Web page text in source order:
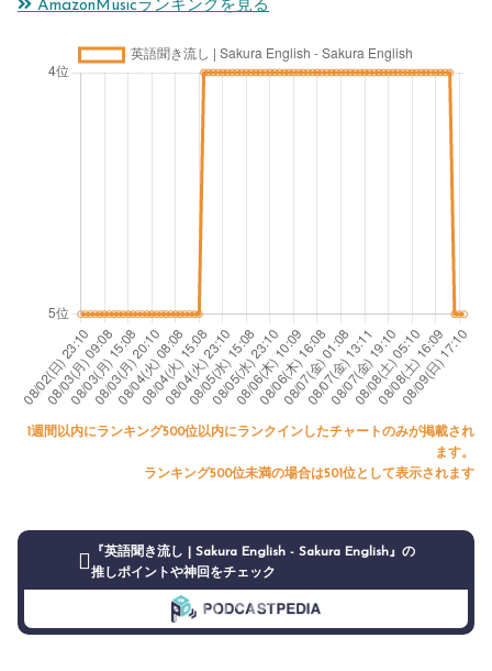
AmazonMusicランキングを見る
1週間以内にランキング500位以内にランクインしたチャートのみが掲載され
ます。
ランキング500位未満の場合は501位として表示されます
『英語聞き流し | Sakura English - Sakura English』の
推しポイントや神回をチェック